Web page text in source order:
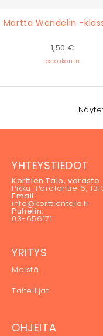
Martta Wendelin -
1,50 €
ostoskoriin
YHTEYSTIEDOT
Korttien Talo, varasto
Pikku-Parolantie 6,
Email:
info@korttientalo.fi
Puhelin:
03-656171
YRITYS
Meistä
Taiteilijat
OHJEITA